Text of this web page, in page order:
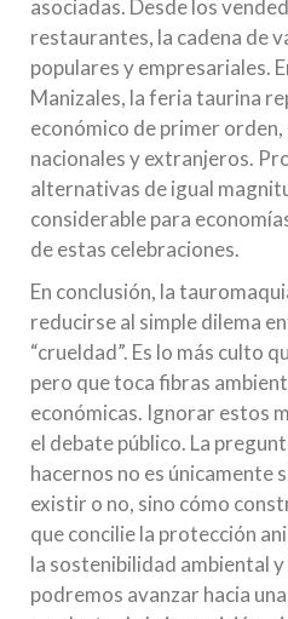
asociadas. Desde los
restaurantes, la cadena de
populares y empresariales.
Manizales, la feria taurina
económico de primer
nacionales y extranjeros.
alternativas de igual
considerable para
de estas celebraciones.
En conclusión, la
reducirse al simple dilema
“crueldad”. Es lo más culto
pero que toca fibras
económicas. Ignorar estos
el debate público. La
hacernos no es únicamente
existir o no, sino cómo
que concilie la protección
la sostenibilidad ambiental
podremos avanzar hacia